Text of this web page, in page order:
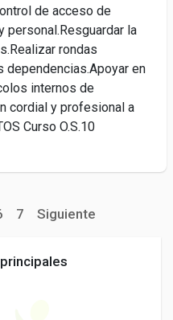
de acceso de
la
rondas
dependencias.Apoyar en
internos de
cordial y profesional a
Curso O.S.10
7 Siguiente